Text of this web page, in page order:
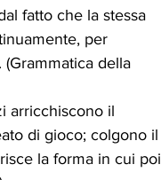
fatto che la stessa
per
della
arricchiscono il
di gioco; colgono il
la forma in cui poi